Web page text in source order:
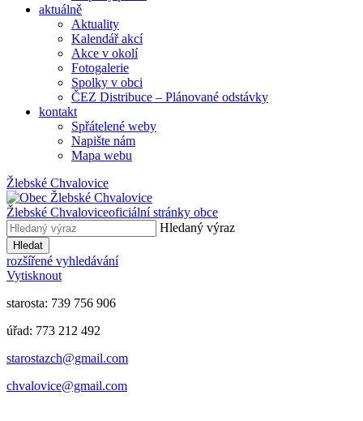
aktuálně
Aktuality
Kalendář akcí
Akce v okolí
Fotogalerie
Spolky v obci
ČEZ Distribuce – Plánované odstávky
kontakt
Spřátelené weby
Napište nám
Mapa webu
Žlebské Chvalovice
Žlebské Chvaloviceoficiální stránky obce
Hledaný výraz
Hledat
rozšířené vyhledávání
Vytisknout
starosta: 739 756 906
úřad: 773 212 492
​​​​starostazch@gmail.com
​​​​chvalovice@gmail.com